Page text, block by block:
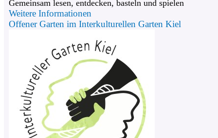
Gemeinsam lesen, entdecken, basteln und spielen
Weitere Informationen
Offener Garten im Interkulturellen Garten Kiel